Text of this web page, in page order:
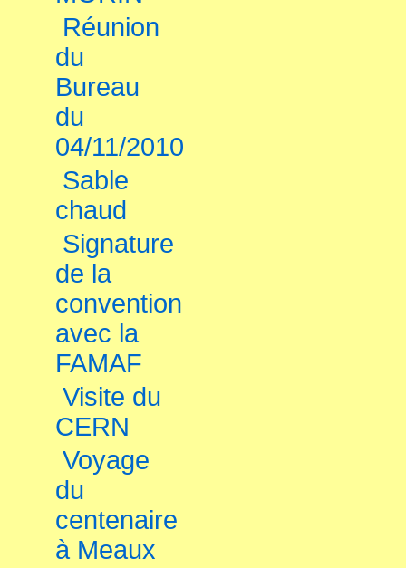
Réunion
du
Bureau
du
04/11/2010
Sable
chaud
Signature
de la
convention
avec la
FAMAF
Visite du
CERN
Voyage
du
centenaire
à Meaux